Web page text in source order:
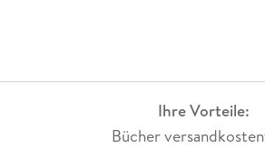
Ihre Vorteile:
Bücher